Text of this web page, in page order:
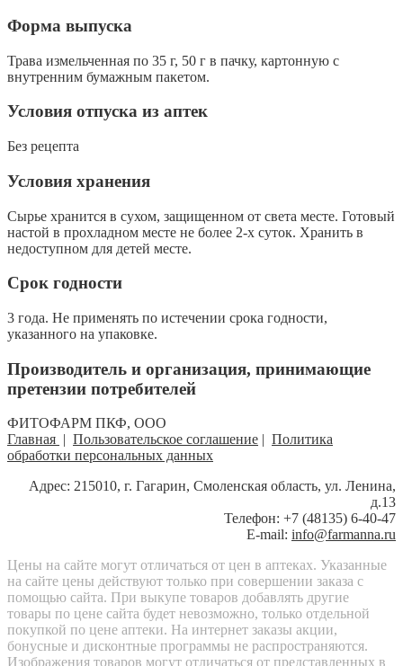
Форма выпуска
Трава измельченная по 35 г, 50 г в пачку, картонную с
внутренним бумажным пакетом.
Условия отпуска из аптек
Без рецепта
Условия хранения
Сырье хранится в сухом, защищенном от света месте. Готовый
настой в прохладном месте не более 2-х суток. Хранить в
недоступном для детей месте.
Срок годности
3 года. Не применять по истечении срока годности,
указанного на упаковке.
Производитель и организация, принимающие
претензии потребителей
ФИТОФАРМ ПКФ, ООО
Главная | Пользовательское соглашение | Политика
обработки персональных данных
Адрес: 215010, г. Гагарин, Смоленская область, ул. Ленина,
д.13
Телефон: +7 (48135) 6-40-47
E-mail: info@farmanna.ru
Цены на сайте могут отличаться от цен в аптеках. Указанные
на сайте цены действуют только при совершении заказа с
помощью сайта. При выкупе товаров добавлять другие
товары по цене сайта будет невозможно, только отдельной
покупкой по цене аптеки. На интернет заказы акции,
бонусные и дисконтные программы не распространяются.
Изображения товаров могут отличаться от представленных в